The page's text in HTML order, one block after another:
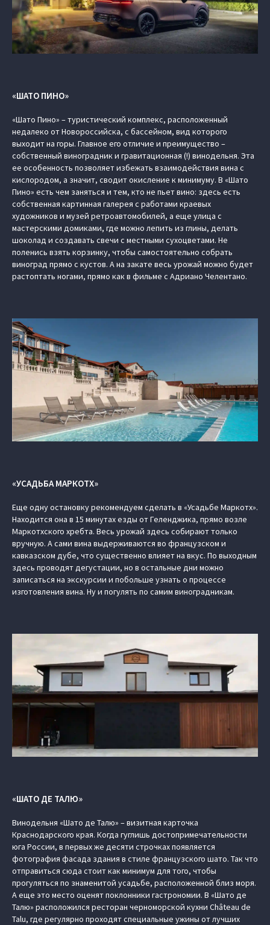
«ШАТО ПИНО»
«Шато Пино» – туристический комплекс, расположенный
недалеко от Новороссийска, с бассейном, вид которого
выходит на горы. Главное его отличие и преимущество –
собственный виноградник и гравитационная (!) винодельня. Эта
ее особенность позволяет избежать взаимодействия вина с
кислородом, а значит, сводит окисление к минимуму. В «Шато
Пино» есть чем заняться и тем, кто не пьет вино: здесь есть
собственная картинная галерея с работами краевых
художников и музей ретроавтомобилей, а еще улица с
мастерскими домиками, где можно лепить из глины, делать
шоколад и создавать свечи с местными сухоцветами. Не
поленись взять корзинку, чтобы самостоятельно собрать
виноград прямо с кустов. А на закате весь урожай можно будет
растоптать ногами, прямо как в фильме с Адриано Челентано.
«УСАДЬБА МАРКОТХ»
Еще одну остановку рекомендуем сделать в «Усадьбе Маркотх».
Находится она в 15 минутах езды от Геленджика, прямо возле
Маркотхского хребта. Весь урожай здесь собирают только
вручную. А сами вина выдерживаются во французском и
кавказском дубе, что существенно влияет на вкус. По выходным
здесь проводят дегустации, но в остальные дни можно
записаться на экскурсии и побольше узнать о процессе
изготовления вина. Ну и погулять по самим виноградникам.
«ШАТО ДЕ ТАЛЮ»
Винодельня «Шато де Талю» – визитная карточка
Краснодарского края. Когда гуглишь достопримечательности
юга России, в первых же десяти строчках появляется
фотография фасада здания в стиле французского шато. Так что
отправиться сюда стоит как минимум для того, чтобы
прогуляться по знаменитой усадьбе, расположенной близ моря.
А еще это место оценят поклонники гастрономии. В «Шато де
Талю» расположился ресторан черноморской кухни Château de
Talu, где регулярно проходят специальные ужины от лучших